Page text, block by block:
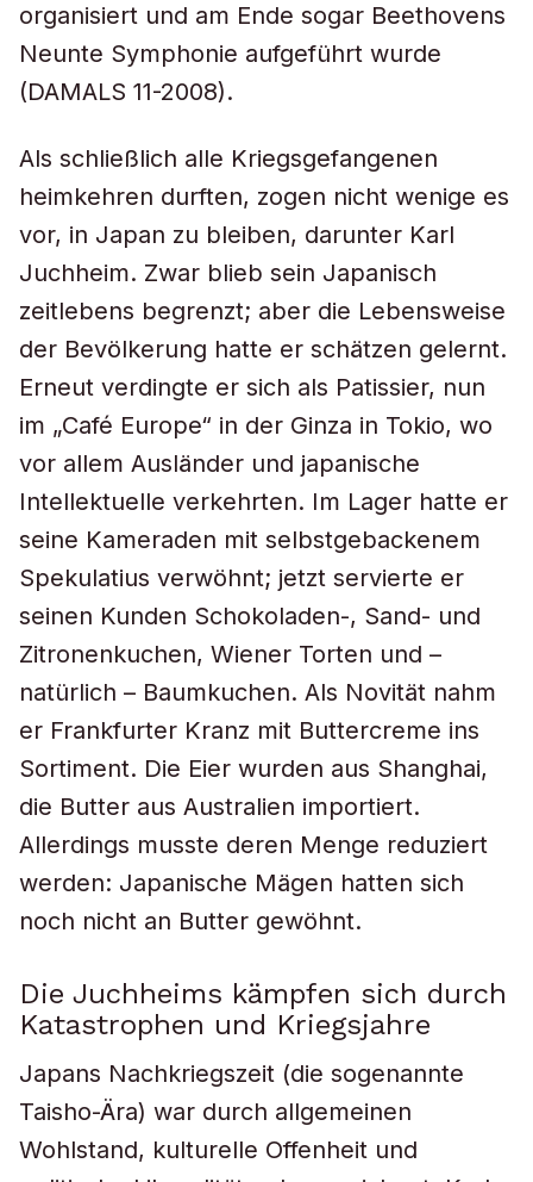
organisiert und am Ende sogar Beethovens
Neunte Symphonie aufgeführt wurde
(DAMALS 11-2008).
Als schließlich alle Kriegsgefangenen
heimkehren durften, zogen nicht wenige es
vor, in Japan zu bleiben, darunter Karl
Juchheim. Zwar blieb sein Japanisch
zeitlebens begrenzt; aber die Lebensweise
der Bevölkerung hatte er schätzen gelernt.
Erneut verdingte er sich als Patissier, nun
im „Café Europe“ in der Ginza in Tokio, wo
vor allem Ausländer und japanische
Intellektuelle verkehrten. Im Lager hatte er
seine Kameraden mit selbstgebackenem
Spekulatius verwöhnt; jetzt servierte er
seinen Kunden Schokoladen-, Sand- und
Zitronenkuchen, Wiener Torten und –
natürlich – Baumkuchen. Als Novität nahm
er Frankfurter Kranz mit Buttercreme ins
Sortiment. Die Eier wurden aus Shanghai,
die Butter aus Australien importiert.
Allerdings musste deren Menge reduziert
werden: Japanische Mägen hatten sich
noch nicht an Butter gewöhnt.
Die Juchheims kämpfen sich durch
Katastrophen und Kriegsjahre
Japans Nachkriegszeit (die sogenannte
Taisho-Ära) war durch allgemeinen
Wohlstand, kulturelle Offenheit und